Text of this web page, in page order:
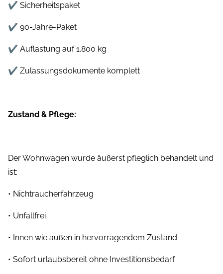
✔ Sicherheitspaket
✔ 90-Jahre-Paket
✔ Auflastung auf 1.800 kg
✔ Zulassungsdokumente komplett
Zustand & Pflege:
Der Wohnwagen wurde äußerst pfleglich behandelt und
ist:
• Nichtraucherfahrzeug
• Unfallfrei
• Innen wie außen in hervorragendem Zustand
• Sofort urlaubsbereit ohne Investitionsbedarf